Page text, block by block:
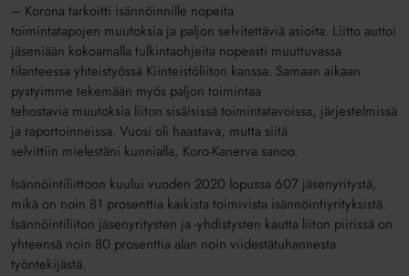
– Korona tarkoitti isännöinnille nopeita
toimintatapojen muutoksia ja paljon selvitettäviä asioita. Liitto auttoi
jäseniään kokoamalla tulkintaohjeita nopeasti muuttuvassa
tilanteessa yhteistyössä Kiinteistöliiton kanssa. Samaan aikaan
pystyimme tekemään myös paljontoimintaa
tehostavia muutoksia liiton sisäisissä toimintatavoissa, järjestelmissä
ja raportoinneissa. Vuosi oli haastava, mutta siitä
selvittiin mielestäni kunnialla, Koro-Kanerva sanoo.
Isännöintiliittoon kuului vuoden 2020 lopussa 607 jäsenyritystä,
mikä on noin 81 prosenttia kaikista toimivista isännöintiyrityksistä.
Isännöintiliiton jäsenyritysten ja -yhdistysten kautta liiton piirissä on
yhteensä noin 80 prosenttia alan noin viidestätuhannesta
työntekijästä.